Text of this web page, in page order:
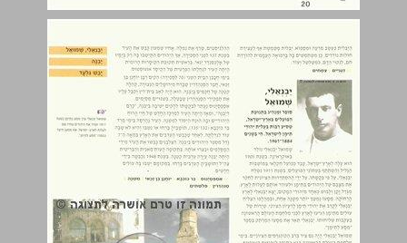
יבנאלי, שמואל ... 21